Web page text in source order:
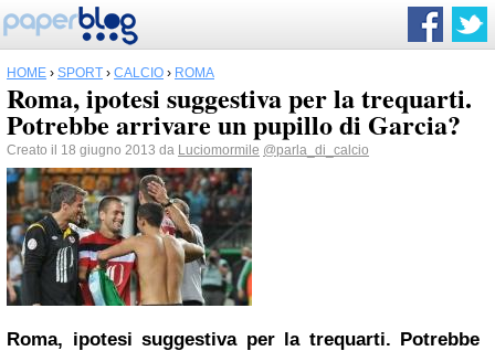
HOME › SPORT › CALCIO › ROMA
Roma, ipotesi suggestiva per la trequarti.
Potrebbe arrivare un pupillo di Garcia?
Creato il 18 giugno 2013 da Luciomormile @parla_di_calcio
Roma, ipotesi suggestiva per la trequarti. Potrebbe